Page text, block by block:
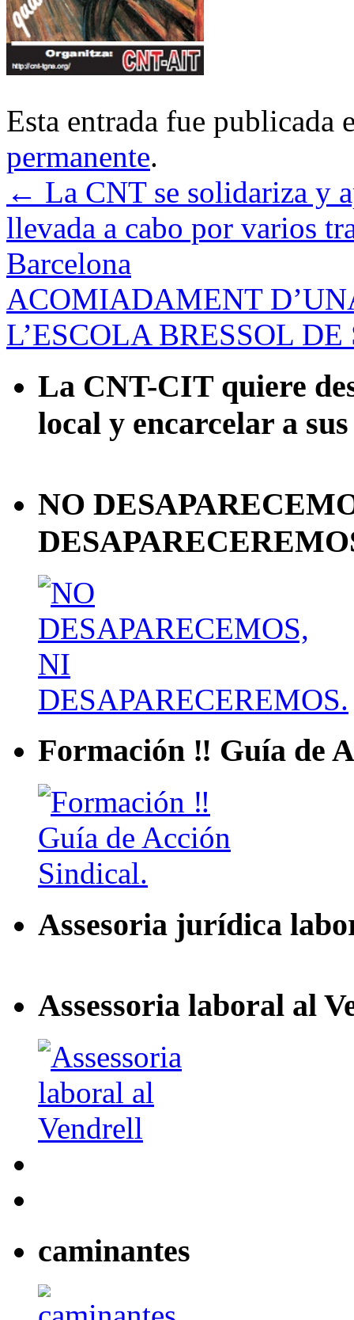
Esta entrada fue publicada
permanente.
← La CNT se solidariza y
llevada a cabo por varios
Barcelona
ACOMIADAMENT
L’ESCOLA BRESSOL
La CNT-CIT quiere
local y encarcelar a
NO
Formación ‼ Guía de
Assesoria jurídica
Assessoria laboral al
caminantes